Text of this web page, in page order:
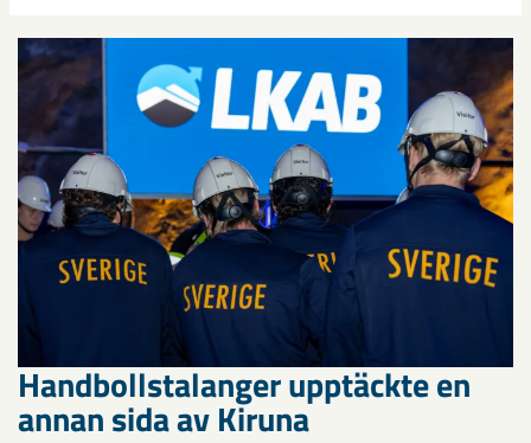
Handbollstalanger upptäckte en
annan sida av Kiruna